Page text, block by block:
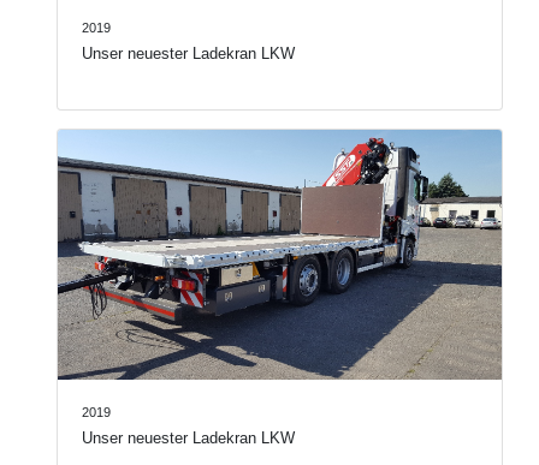
2019
Unser neuester Ladekran LKW
2019
Unser neuester Ladekran LKW